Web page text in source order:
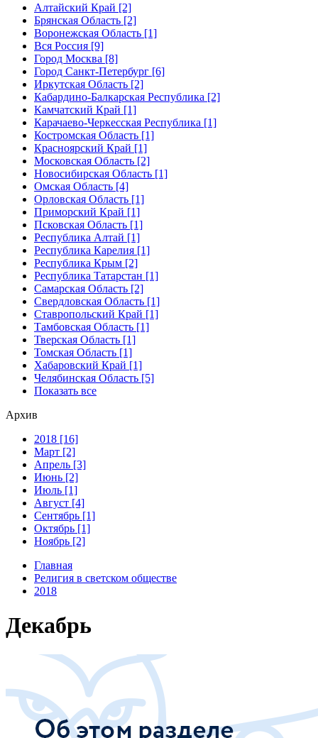
Алтайский Край [2]
Брянская Область [2]
Воронежская Область [1]
Вся Россия [9]
Город Москва [8]
Город Санкт-Петербург [6]
Иркутская Область [2]
Кабардино-Балкарская Республика [2]
Камчатский Край [1]
Карачаево-Черкесская Республика [1]
Костромская Область [1]
Красноярский Край [1]
Московская Область [2]
Новосибирская Область [1]
Омская Область [4]
Орловская Область [1]
Приморский Край [1]
Псковская Область [1]
Республика Алтай [1]
Республика Карелия [1]
Республика Крым [2]
Республика Татарстан [1]
Самарская Область [2]
Свердловская Область [1]
Ставропольский Край [1]
Тамбовская Область [1]
Тверская Область [1]
Томская Область [1]
Хабаровский Край [1]
Челябинская Область [5]
Показать все
Архив
2018 [16]
Март [2]
Апрель [3]
Июнь [2]
Июль [1]
Август [4]
Сентябрь [1]
Октябрь [1]
Ноябрь [2]
Главная
Религия в светском обществе
2018
Декабрь